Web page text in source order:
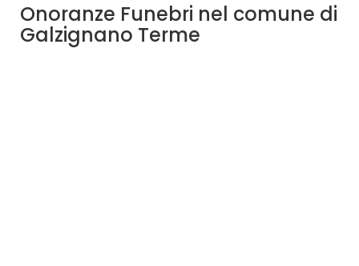
Onoranze Funebri nel comune di
Galzignano Terme